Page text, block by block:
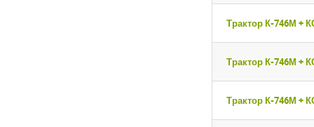
Трактор К-746М +
Трактор К-746М +
Трактор К-746М +